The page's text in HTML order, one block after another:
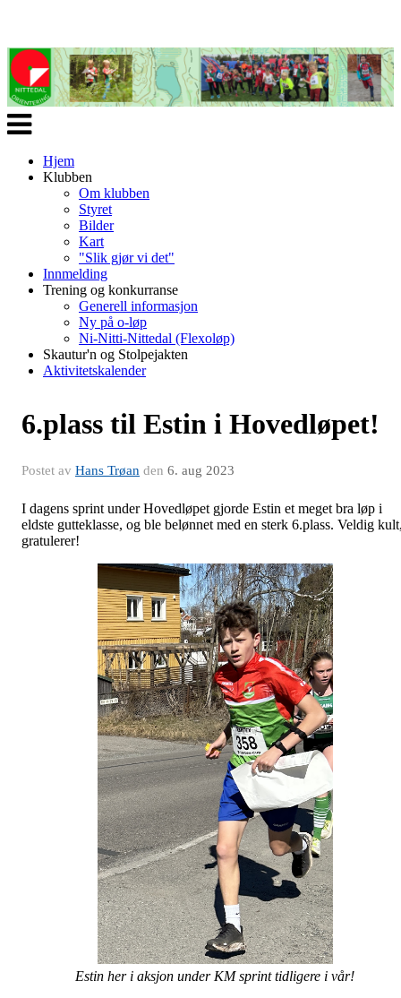
Veksle
navigasjon
Hjem
Klubben
Om klubben
Styret
Bilder
Kart
"Slik gjør vi det"
Innmelding
Trening og konkurranse
Generell informasjon
Ny på o-løp
Ni-Nitti-Nittedal (Flexoløp)
Skautur'n og Stolpejakten
Aktivitetskalender
6.plass til Estin i Hovedløpet!
Postet av Hans Trøan den 6. aug 2023
I dagens sprint under Hovedløpet gjorde Estin et meget bra løp i
eldste gutteklasse, og ble belønnet med en sterk 6.plass. Veldig
gratulerer!
Estin her i aksjon under KM sprint tidligere i vår!